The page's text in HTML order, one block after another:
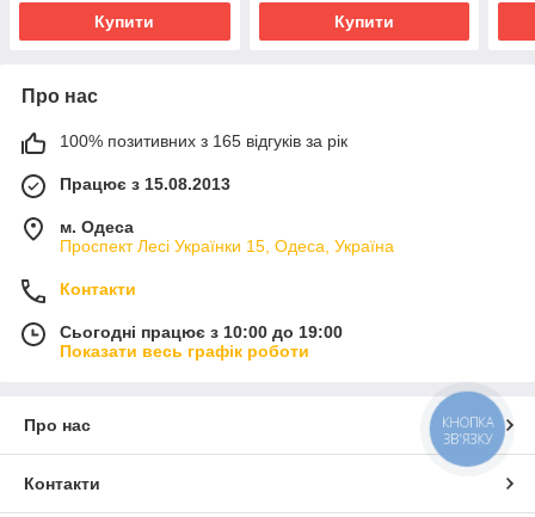
Купити Купити
Про нас
100% позитивних з 165 відгуків за рік
Працює з 15.08.2013
м. Одеса
Проспект Лесі Українки 15, Одеса, Україна
Контакти
Сьогодні працює з 10:00 до 19:00
Показати весь графік роботи
Про нас
Контакти
КНОПКА
ЗВ'ЯЗКУ